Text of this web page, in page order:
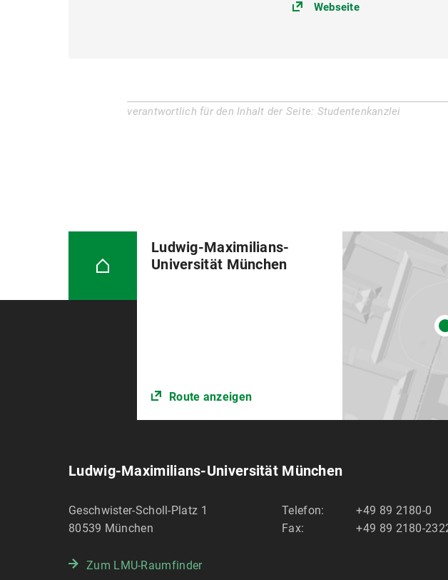
Webseite
verantwortlich für den Inhalt der Seite: Studentenkanzlei
Ludwig-Maximilians-
Universität München
Route anzeigen
Ludwig-Maximilians-Universität München
Geschwister-Scholl-Platz 1
80539 München
Telefon:
+49 89 2180-0
Fax:
+49 89 2180-
Zum LMU-Raumfinder